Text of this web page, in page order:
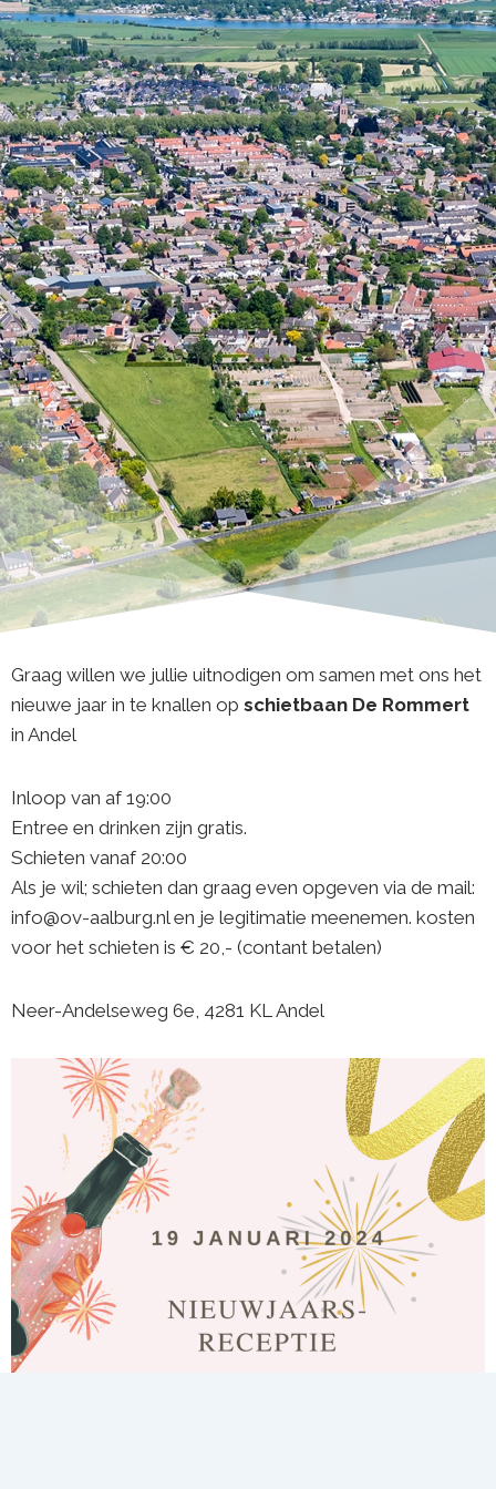
Graag willen we jullie uitnodigen om samen met ons het
nieuwe jaar in te knallen op schietbaan De Rommert
in Andel
Inloop van af 19:00
Entree en drinken zijn gratis.
Schieten vanaf 20:00
Als je wil; schieten dan graag even opgeven via de mail:
info@ov-aalburg.nl en je legitimatie meenemen. kosten
voor het schieten is € 20,- (contant betalen)
Neer-Andelseweg 6e, 4281 KL Andel